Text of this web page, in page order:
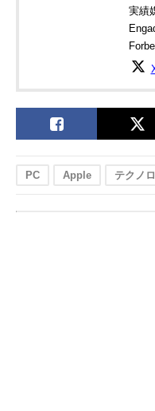
実績
PC Apple テクノ